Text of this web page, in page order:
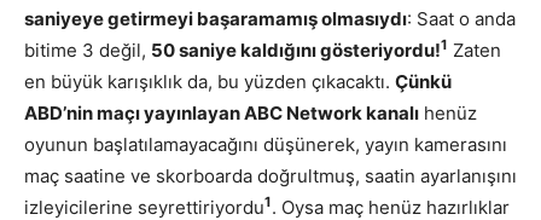
saniyeye getirmeyi başaramamış olmasıydı: Saat o anda
bitime 3 değil, 50 saniye kaldığını gösteriyordu!1 Zaten
en büyük karışıklık da, bu yüzden çıkacaktı. Çünkü
ABD’nin maçı yayınlayan ABC Network kanalı henüz
oyunun başlatılamayacağını düşünerek, yayın kamerasını
maç saatine ve skorboarda doğrultmuş, saatin ayarlanışını
izleyicilerine seyrettiriyordu1. Oysa maç henüz hazırlıklar